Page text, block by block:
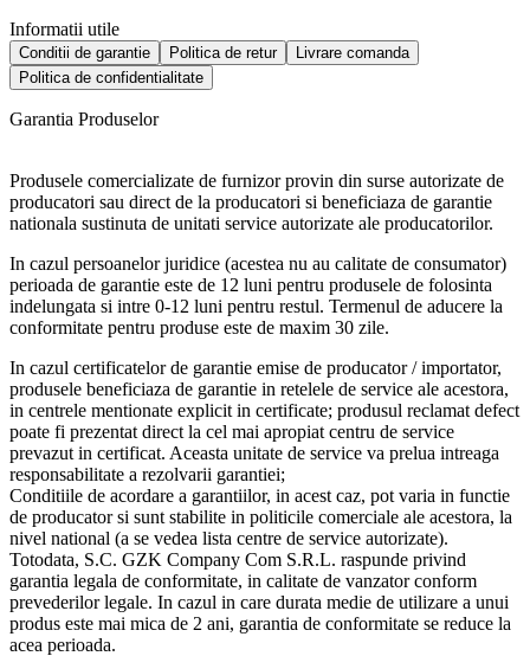
Informatii utile
Conditii de garantie Politica de retur
Livrare comanda
Politica de confidentialitate
Garantia Produselor
Produsele comercializate de furnizor provin din surse autorizate de
producatori sau direct de la producatori si beneficiaza de garantie
nationala sustinuta de unitati service autorizate ale producatorilor.
In cazul persoanelor juridice (acestea nu au calitate de consumator)
perioada de garantie este de 12 luni pentru produsele de folosinta
indelungata si intre 0-12 luni pentru restul. Termenul de aducere la
conformitate pentru produse este de maxim 30 zile.
In cazul certificatelor de garantie emise de producator / importator,
produsele beneficiaza de garantie in retelele de service ale acestora,
in centrele mentionate explicit in certificate; produsul reclamat defect
poate fi prezentat direct la cel mai apropiat centru de service
prevazut in certificat. Aceasta unitate de service va prelua intreaga
responsabilitate a rezolvarii garantiei;
Conditiile de acordare a garantiilor, in acest caz, pot varia in functie
de producator si sunt stabilite in politicile comerciale ale acestora, la
nivel national (a se vedea lista centre de service autorizate).
Totodata, S.C. GZK Company Com S.R.L. raspunde privind
garantia legala de conformitate, in calitate de vanzator conform
prevederilor legale. In cazul in care durata medie de utilizare a unui
produs este mai mica de 2 ani, garantia de conformitate se reduce la
acea perioada.